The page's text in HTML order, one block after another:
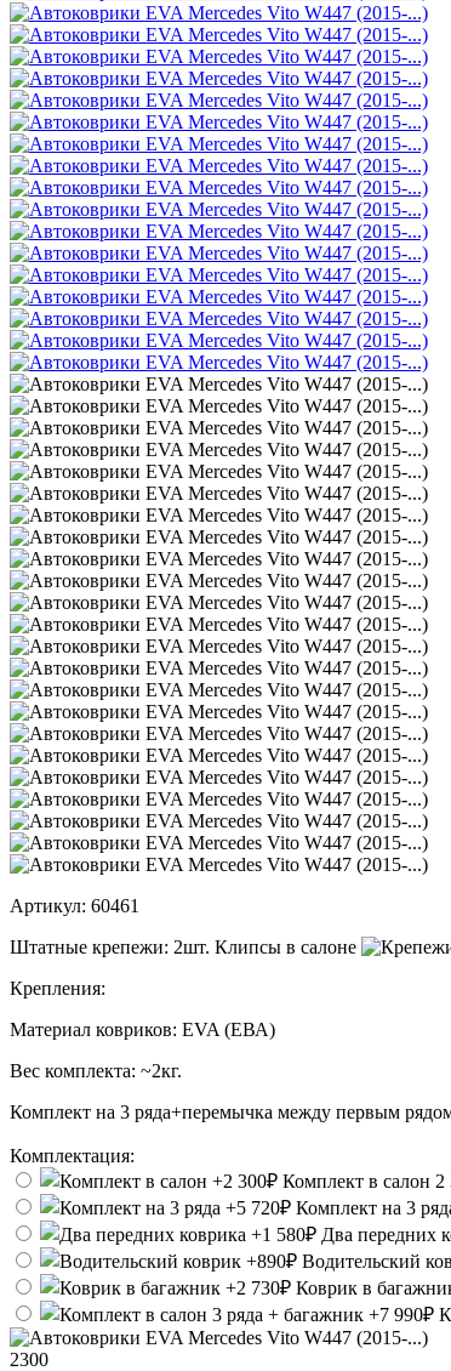
Артикул: 60461
Штатные крепежи: 2шт. Клипсы в салоне
Крепления:
Материал ковриков: EVA (ЕВА)
Вес комплекта: ~2кг.
Комплект на 3 ряда+перемычка между первым
Комплектация:
Комплект в салон 2
Комплект на 3
Два передних
Водительский
Коврик в
2300